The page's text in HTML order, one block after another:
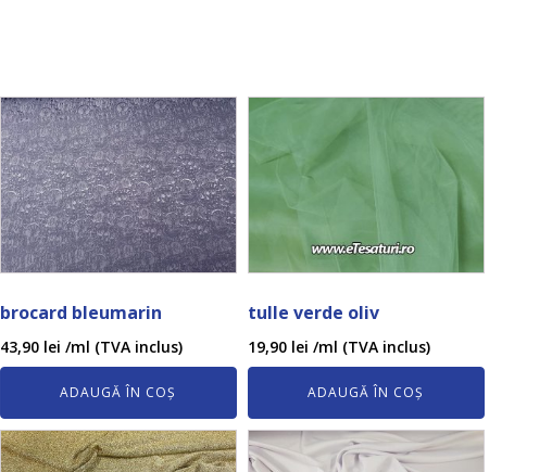
brocard bleumarin
43,90 lei /ml (TVA inclus)
ADAUGĂ ÎN COȘ
tulle verde oliv
19,90 lei /ml (TVA inclus)
ADAUGĂ ÎN COȘ